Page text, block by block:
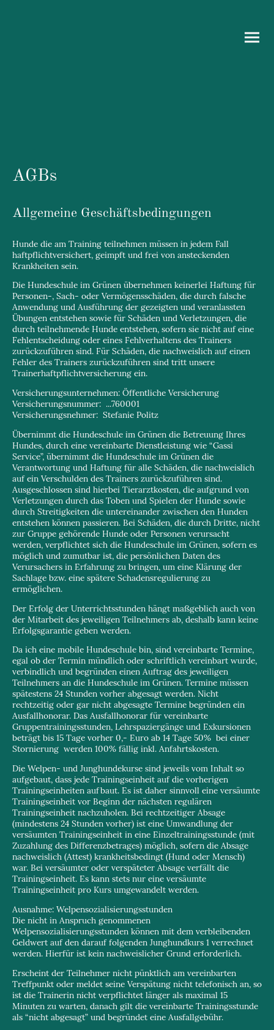
AGBs
Allgemeine Geschäftsbedingungen
Hunde die am Training teilnehmen müssen in jedem Fall
haftpflichtversichert, geimpft und frei von ansteckenden
Krankheiten sein.
Die Hundeschule im Grünen übernehmen keinerlei Haftung für
Personen-, Sach- oder Vermögensschäden, die durch falsche
Anwendung und Ausführung der gezeigten und veranlassten
Übungen entstehen sowie für Schäden und Verletzungen, die
durch teilnehmende Hunde entstehen, sofern sie nicht auf eine
Fehlentscheidung oder eines Fehlverhaltens des Trainers
zurückzuführen sind. Für Schäden, die nachweislich auf einen
Fehler des Trainers zurückzuführen sind tritt unsere
Trainerhaftpflichtversicherung ein.
Versicherungsunternehmen: Öffentliche Versicherung
Versicherungsnummer: ...760001
Versicherungsnehmer: Stefanie Politz
Übernimmt die Hundeschule im Grünen die Betreuung Ihres
Hundes, durch eine vereinbarte Dienstleistung wie “Gassi
Service”, übernimmt die Hundeschule im Grünen die
Verantwortung und Haftung für alle Schäden, die nachweislich
auf ein Verschulden des Trainers zurückzuführen sind.
Ausgeschlossen sind hierbei Tierarztkosten, die aufgrund von
Verletzungen durch das Toben und Spielen der Hunde sowie
durch Streitigkeiten die untereinander zwischen den Hunden
entstehen können passieren. Bei Schäden, die durch Dritte, nicht
zur Gruppe gehörende Hunde oder Personen verursacht
werden, verpflichtet sich die Hundeschule im Grünen, sofern es
möglich und zumutbar ist, die persönlichen Daten des
Verursachers in Erfahrung zu bringen, um eine Klärung der
Sachlage bzw. eine spätere Schadensregulierung zu
ermöglichen.
Der Erfolg der Unterrichtsstunden hängt maßgeblich auch von
der Mitarbeit des jeweiligen Teilnehmers ab, deshalb kann keine
Erfolgsgarantie geben werden.
Da ich eine mobile Hundeschule bin, sind vereinbarte Termine,
egal ob der Termin mündlich oder schriftlich vereinbart wurde,
verbindlich und begründen einen Auftrag des jeweiligen
Teilnehmers an die Hundeschule im Grünen. Termine müssen
spätestens 24 Stunden vorher abgesagt werden. Nicht
rechtzeitig oder gar nicht abgesagte Termine begründen ein
Ausfallhonorar. Das Ausfallhonorar für vereinbarte
Gruppentrainingsstunden, Lehrspaziergänge und Exkursionen
beträgt bis 15 Tage vorher 0,- Euro ab 14 Tage 50% bei einer
Stornierung werden 100% fällig inkl. Anfahrtskosten.
Die Welpen- und Junghundekurse sind jeweils vom Inhalt so
aufgebaut, dass jede Trainingseinheit auf die vorherigen
Trainingseinheiten aufbaut. Es ist daher sinnvoll eine versäumte
Trainingseinheit vor Beginn der nächsten regulären
Trainingseinheit nachzuholen. Bei rechtzeitiger Absage
(mindestens 24 Stunden vorher) ist eine Umwandlung der
versäumten Trainingseinheit in eine Einzeltrainingsstunde (mit
Zuzahlung des Differenzbetrages) möglich, sofern die Absage
nachweislich (Attest) krankheitsbedingt (Hund oder Mensch)
war. Bei versäumter oder verspäteter Absage verfällt die
Trainingseinheit. Es kann stets nur eine versäumte
Trainingseinheit pro Kurs umgewandelt werden.
Ausnahme: Welpensozialisierungsstunden
Die nicht in Anspruch genommenen
Welpensozialisierungsstunden können mit dem verbleibenden
Geldwert auf den darauf folgenden Junghundkurs 1 verrechnet
werden. Hierfür ist kein nachweislicher Grund erforderlich.
Erscheint der Teilnehmer nicht pünktlich am vereinbarten
Treffpunkt oder meldet seine Verspätung nicht telefonisch an, so
ist die Trainerin nicht verpflichtet länger als maximal 15
Minuten zu warten, danach gilt die vereinbarte Trainingsstunde
als “nicht abgesagt” und begründet eine Ausfallgebühr.